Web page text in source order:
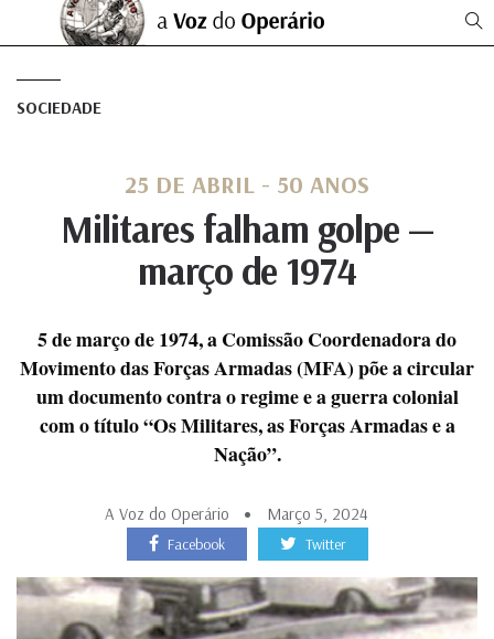
SOCIEDADE
25 DE ABRIL - 50 ANOS
Militares falham golpe —
março de 1974
5 de março de 1974, a Comissão Coordenadora do
Movimento das Forças Armadas (MFA) põe a circular
um documento contra o regime e a guerra colonial
com o título “Os Militares, as Forças Armadas e a
Nação”.
A Voz do Operário Março 5, 2024
Facebook Twitter